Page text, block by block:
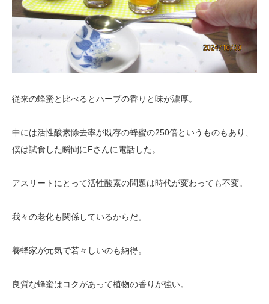
従来の蜂蜜と比べるとハーブの香りと味が濃厚。
中には活性酸素除去率が既存の蜂蜜の250倍というものもあり、
僕は試食した瞬間にFさんに電話した。
アスリートにとって活性酸素の問題は時代が変わっても不変。
我々の老化も関係しているからだ。
養蜂家が元気で若々しいのも納得。
良質な蜂蜜はコクがあって植物の香りが強い。